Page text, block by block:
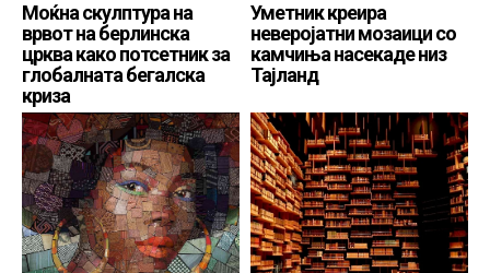
Моќна скулптура на
врвот на берлинска
црква како потсетник за
глобалната бегалска
криза
Уметник креира
неверојатни мозаици со
камчиња насекаде низ
Тајланд